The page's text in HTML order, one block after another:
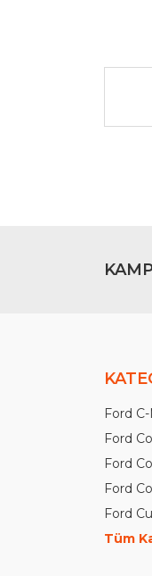
Ford
Ford
Ford
Ford
Ford
Tüm